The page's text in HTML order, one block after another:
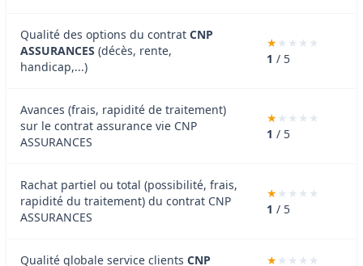
Qualité des options du contrat CNP
ASSURANCES (décès, rente,
handicap,...)
1 / 5
Avances (frais, rapidité de traitement)
sur le contrat assurance vie CNP
ASSURANCES
1 / 5
Rachat partiel ou total (possibilité, frais,
rapidité du traitement) du contrat CNP
ASSURANCES
1 / 5
Qualité globale service clients CNP